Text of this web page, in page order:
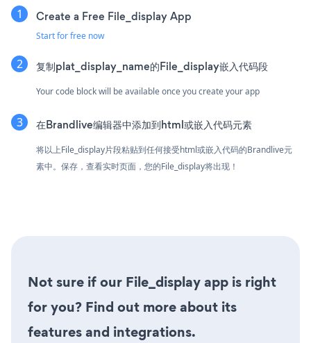
Create a Free File_display App
Start for free now
复制plat_display_name的File_display嵌入代码段
Your code block will be available once you create your app
在Brandlive编辑器中添加到html或嵌入代码元素
将以上File_display片段粘贴到任何接受html或嵌入代码的Brandlive元
素中。保存，查看实时页面，您的File_display将出现！
Not sure if our File_display app is right
for you? Find out more about its
features and integrations.